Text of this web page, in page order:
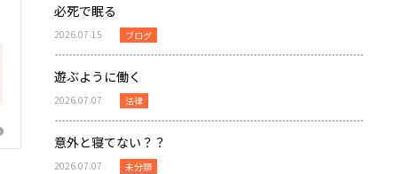
必死で眠る
2026.07.15 ブログ
遊ぶように働く
2026.07.07 法律
意外と寝てない？？
2026.07.07 未分類